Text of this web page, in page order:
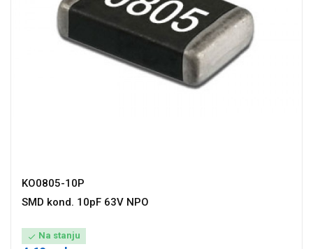
KO0805-10P
SMD kond. 10pF 63V NPO
 Na stanju